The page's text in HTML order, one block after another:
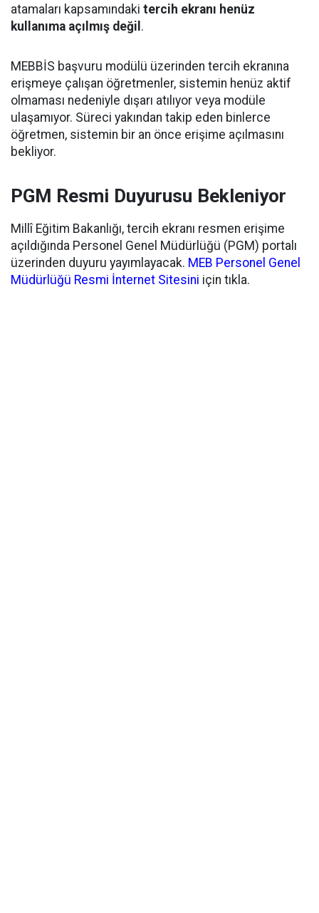
atamaları kapsamındaki tercih ekranı henüz
kullanıma açılmış değil .
MEBBİS başvuru modülü üzerinden tercih ekranına
erişmeye çalışan öğretmenler, sistemin henüz aktif
olmaması nedeniyle dışarı atılıyor veya modüle
ulaşamıyor. Süreci yakından takip eden binlerce
öğretmen, sistemin bir an önce erişime açılmasını
bekliyor.
PGM Resmi Duyurusu Bekleniyor
Millî Eğitim Bakanlığı, tercih ekranı resmen erişime
açıldığında Personel Genel Müdürlüğü (PGM) portalı
üzerinden duyuru yayımlayacak. MEB Personel Genel
Müdürlüğü Resmi İnternet Sitesini için tıkla.